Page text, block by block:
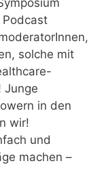
solche mit
Junge
in den
wir!
und
machen –